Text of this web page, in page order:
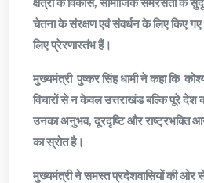
चेतना के संरक्षण एवं संवर्धन के लिए किए
लिए प्रेरणास्तंभ हैं।
मुख्यमंत्री पुष्कर सिंह धामी ने कहा कि
विचारों से न केवल उत्तराखंड बल्कि पूरे देश
उनका अनुभव, दूरदृष्टि और राष्ट्रभक्ति आने
का स्रोत है।
मुख्यमंत्री ने समस्त प्रदेशवासियों की ओर